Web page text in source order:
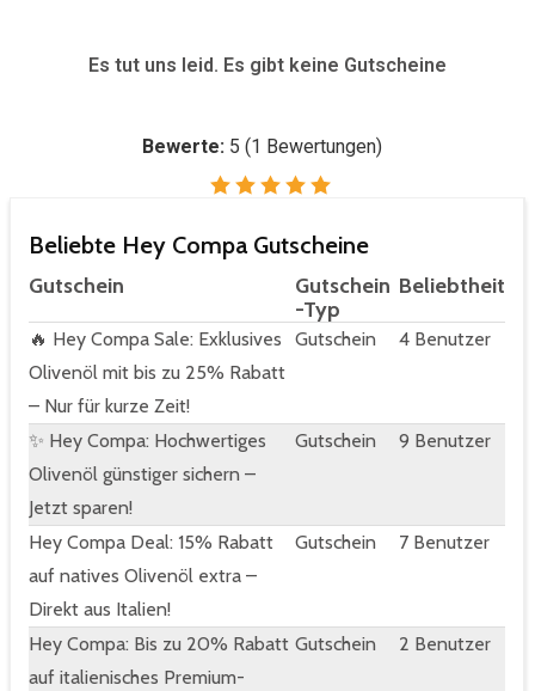
Es tut uns leid. Es gibt keine Gutscheine
Bewerte: 5 (1 Bewertungen)
Beliebte Hey Compa Gutscheine
Gutschein
Gutschein
-Typ
Beliebtheit
🔥 Hey Compa Sale: Exklusives
Olivenöl mit bis zu 25% Rabatt
– Nur für kurze Zeit!
Gutschein 4 Benutzer
✨ Hey Compa: Hochwertiges
Olivenöl günstiger sichern –
Jetzt sparen!
Gutschein 9 Benutzer
Hey Compa Deal: 15% Rabatt
auf natives Olivenöl extra –
Direkt aus Italien!
Gutschein 7 Benutzer
Hey Compa: Bis zu 20% Rabatt
auf italienisches Premium-
Gutschein 2 Benutzer